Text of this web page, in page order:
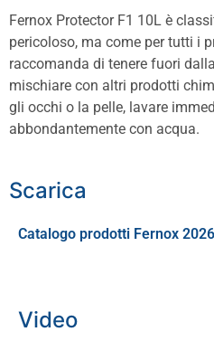
Fernox Protector F1 10L è
pericoloso, ma come per tutti i
raccomanda di tenere fuori
mischiare con altri prodotti
gli occhi o la pelle, lavare
abbondantemente con acqua.
Scarica
Catalogo prodotti Fernox 2026
Video